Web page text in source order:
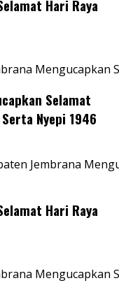
Hari Raya
Mengucapkan
Selamat
Nyepi 1946
Jembrana
Hari Raya
Mengucapkan